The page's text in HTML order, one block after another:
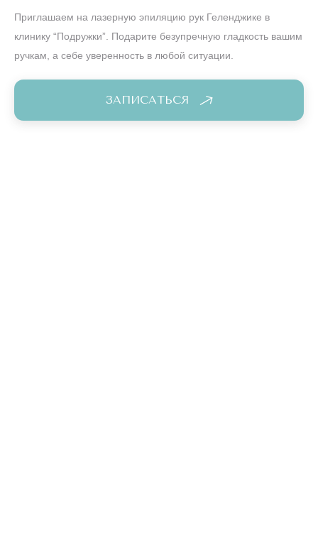
Приглашаем на лазерную эпиляцию рук Геленджике в
клинику “Подружки”. Подарите безупречную гладкость вашим
ручкам, а себе уверенность в любой ситуации.
ЗАПИСАТЬСЯ